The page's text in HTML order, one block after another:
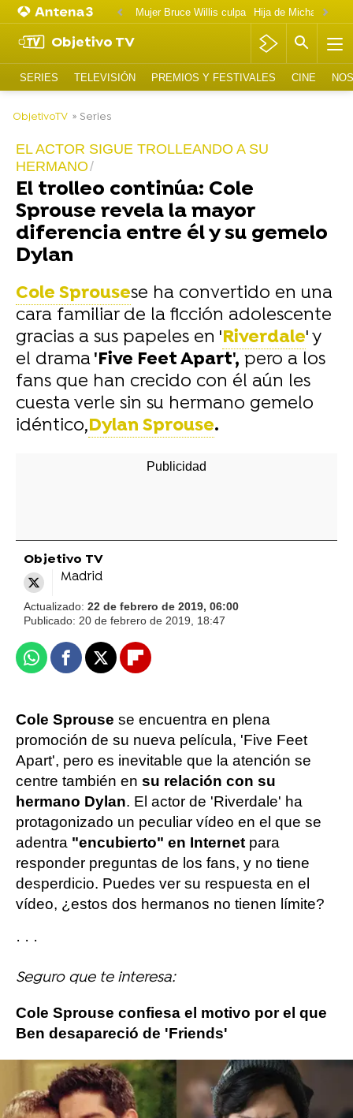
Mujer Bruce Willis culpa
Objetivo TV
SERIES TELEVISIÓN PREMIOS Y FESTIVALES CINE
ObjetivoTV » Series
EL ACTOR SIGUE TROLLEANDO A SU
HERMANO
El trolleo continúa: Cole
Sprouse revela la mayor
diferencia entre él y su gemelo
Dylan
Cole Sprousese ha convertido en una
cara familiar de la ficción adolescente
gracias a sus papeles en 'Riverdale' y
el drama'Five Feet Apart', pero a los
fans que han crecido con él aún les
cuesta verle sin su hermano gemelo
idéntico,Dylan Sprouse.
Objetivo TV
Madrid
Actualizado: 22 de febrero de 2019, 06:00
Publicado: 20 de febrero de 2019, 18:47
WhatsappFacebook
X Flipboard
Cole Sprouse se encuentra en plena
promoción de su nueva película, 'Five Feet
Apart', pero es inevitable que la atención se
centre también en su relación con su
hermano Dylan. El actor de 'Riverdale' ha
protagonizado un peculiar vídeo en el que se
adentra "encubierto" en Internet para
responder preguntas de los fans, y no tiene
desperdicio. Puedes ver su respuesta en el
vídeo, ¿estos dos hermanos no tienen límite?
· · ·
Seguro que te interesa:
Cole Sprouse confiesa el motivo por el que
Ben desapareció de 'Friends'
Más sobre este tema: